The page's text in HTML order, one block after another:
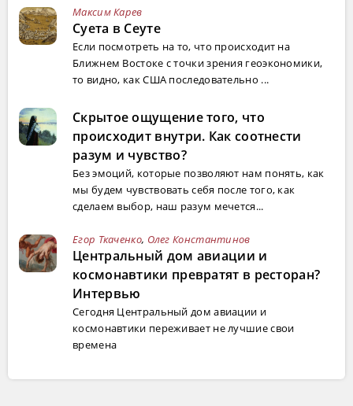
Максим Карев
Суета в Сеуте
Если посмотреть на то, что происходит на
Ближнем Востоке с точки зрения геоэкономики,
то видно, как США последовательно ...
Скрытое ощущение того, что
происходит внутри. Как соотнести
разум и чувство?
Без эмоций, которые позволяют нам понять, как
мы будем чувствовать себя после того, как
сделаем выбор, наш разум мечется...
Егор Ткаченко, Олег Константинов
Центральный дом авиации и
космонавтики превратят в ресторан?
Интервью
Сегодня Центральный дом авиации и
космонавтики переживает не лучшие свои
времена